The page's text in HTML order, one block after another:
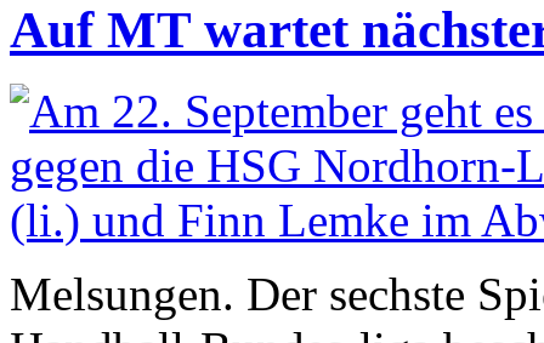
Auf MT wartet
Melsungen. Der sechste